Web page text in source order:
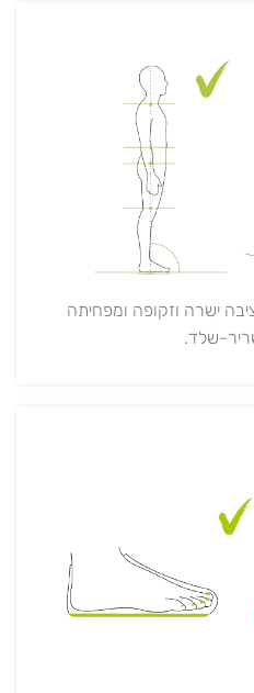
ישרה וזקופה ומפחיתה
שלד.